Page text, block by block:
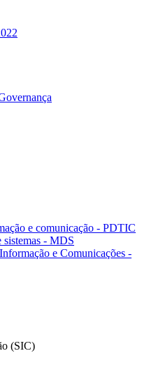
e comunicação - PDTIC
- MDS
e Comunicações -
(SIC)